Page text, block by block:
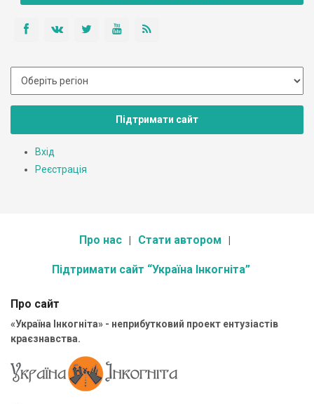
Підтримати сайт
Вхід
Реєстрація
Про нас Стати автором
Підтримати сайт “Україна Інкогніта”
Про сайт
«Україна Інкогніта» - неприбутковий проект ентузіастів
краєзнавства.